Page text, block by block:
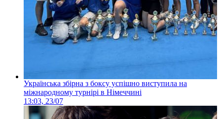
Українська збірна з боксу успішно виступила на
міжнародному турнірі в Німеччині
13:03, 23/07